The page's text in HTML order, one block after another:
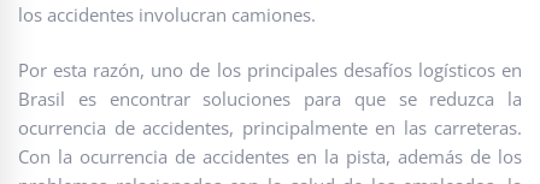
los accidentes involucran camiones.
Por esta razón, uno de los principales desafíos logísticos en
Brasil es encontrar soluciones para que se reduzca la
ocurrencia de accidentes, principalmente en las carreteras.
Con la ocurrencia de accidentes en la pista, además de los